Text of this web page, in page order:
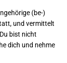
(be-)
und vermittelt
bist nicht
dich und nehme